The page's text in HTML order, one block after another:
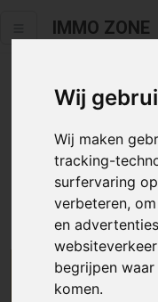
Wij
Wij maken
tracking-
surfervaring
verbeteren,
en
begrijpen
komen.
IMMO ZONE
Helaas
Neem zeker een kijkje
We